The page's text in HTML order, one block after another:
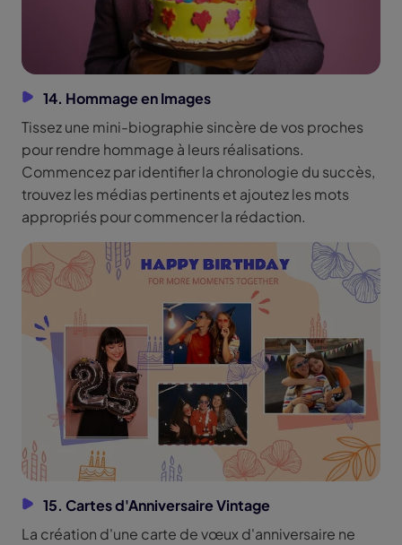
14. Hommage en Images
Tissez une mini-biographie sincère de vos proches
pour rendre hommage à leurs réalisations.
Commencez par identifier la chronologie du succès,
trouvez les médias pertinents et ajoutez les mots
appropriés pour commencer la rédaction.
15. Cartes d'Anniversaire Vintage
La création d'une carte de vœux d'anniversaire ne